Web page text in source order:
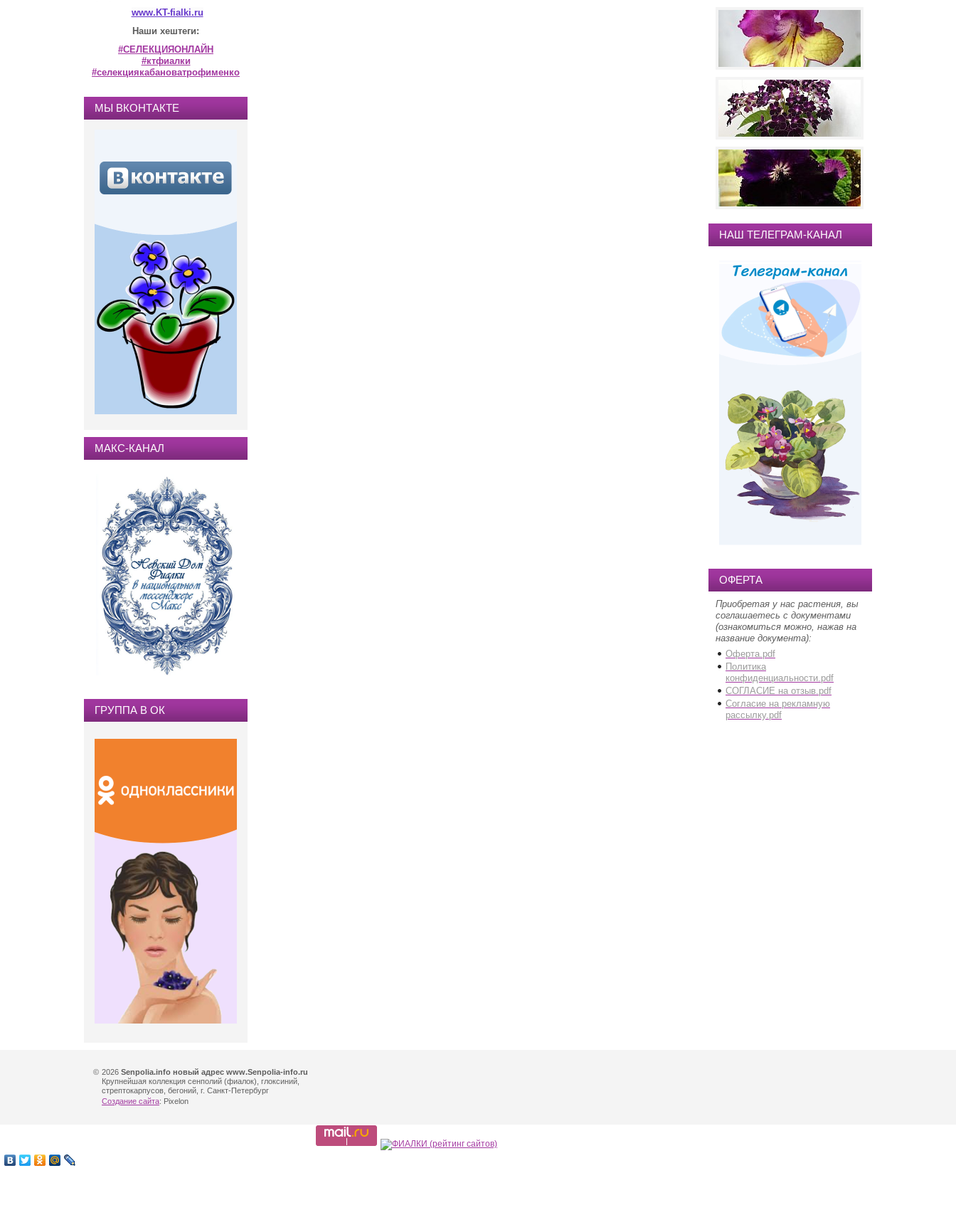
www.KT-fialki.ru
Наши хештеги:
#СЕЛЕКЦИЯОНЛАЙН
#ктфиалки
#селекциякабановатрофименко
МЫ ВКОНТАКТЕ
МАКС-КАНАЛ
ГРУППА В ОК
НАШ ТЕЛЕГРАМ-КАНАЛ
ОФЕРТА
Приобретая у нас растения, вы
соглашаетесь с документами
(ознакомиться можно, нажав на
название документа):
Оферта.pdf
Политика
конфиденциальности.pdf
СОГЛАСИЕ на отзыв.pdf
Согласие на рекламную
рассылку.pdf
© 2026 Senpolia.info новый адрес www.Senpolia-info.ru
Крупнейшая коллекция сенполий (фиалок), глоксиний,
стрептокарпусов, бегоний, г. Санкт-Петербург
Создание сайта: Pixelon